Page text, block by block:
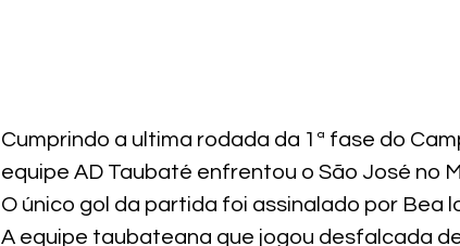
Cumprindo a ultima rodada da 1ª fase do
equipe AD Taubaté enfrentou o São José no
O único gol da partida foi assinalado por Bea
A equipe taubateana que jogou desfalcada